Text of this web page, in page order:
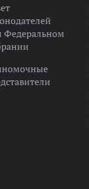
Федеральном